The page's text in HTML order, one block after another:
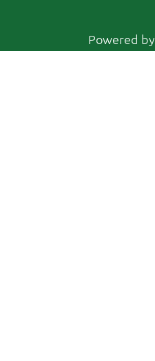
Powered by